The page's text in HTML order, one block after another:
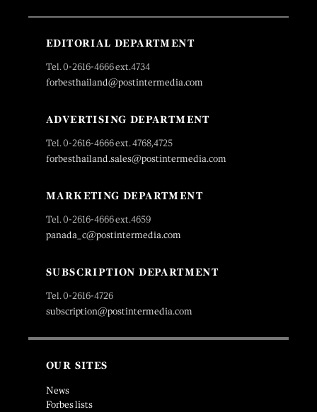
EDITORIAL DEPARTMENT
Tel. 0-2616-4666 ext.4734
forbesthailand@postintermedia.com
ADVERTISING DEPARTMENT
Tel. 0-2616-4666 ext. 4768,4725
forbesthailand.sales@postintermedia.com
MARKETING DEPARTMENT
Tel. 0-2616-4666 ext.4659
panada_c@postintermedia.com
SUBSCRIPTION DEPARTMENT
Tel. 0-2616-4726
subscription@postintermedia.com
OUR SITES
News
Forbes lists